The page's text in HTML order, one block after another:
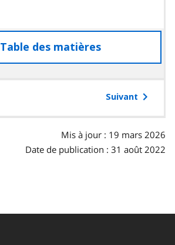
Table des matières
à
table
matières
Suivant
Mis à jour : 19 mars 2026
Date de publication : 31 août 2022